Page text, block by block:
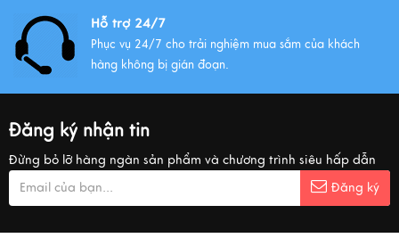
Hỗ trợ 24/7
Phục vụ 24/7 cho trải nghiệm mua sắm của khách
hàng không bị gián đoạn.
Đăng ký nhận tin
Đừng bỏ lỡ hàng ngàn sản phẩm và chương trình siêu hấp dẫn
Đăng ký